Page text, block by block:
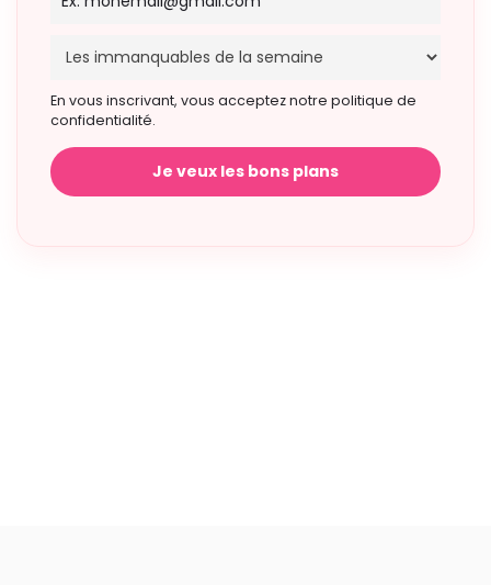
En vous inscrivant, vous acceptez notre politique de
confidentialité.